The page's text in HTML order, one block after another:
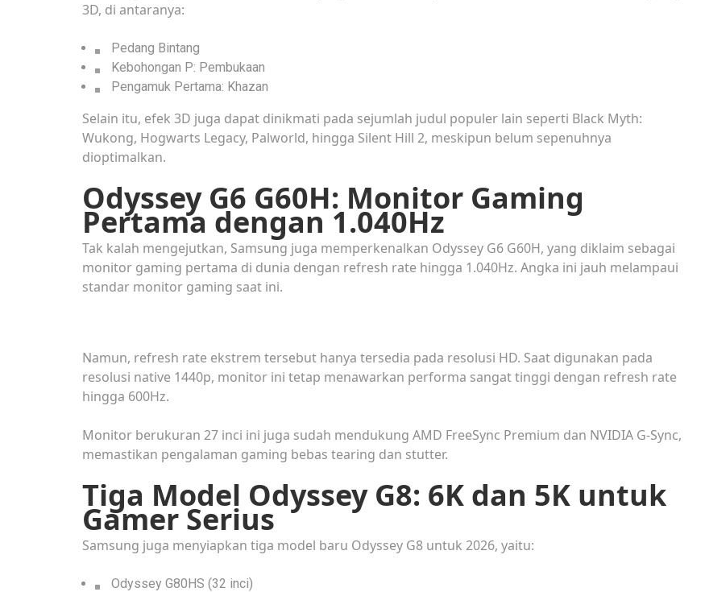
3D, di antaranya:
Pedang Bintang
Kebohongan P: Pembukaan
Pengamuk Pertama: Khazan
Selain itu, efek 3D juga dapat dinikmati pada sejumlah judul populer lain seperti Black Myth:
Wukong, Hogwarts Legacy, Palworld, hingga Silent Hill 2, meskipun belum sepenuhnya
dioptimalkan.
Odyssey G6 G60H: Monitor Gaming
Pertama dengan 1.040Hz
Tak kalah mengejutkan, Samsung juga memperkenalkan Odyssey G6 G60H, yang diklaim sebagai
monitor gaming pertama di dunia dengan refresh rate hingga 1.040Hz. Angka ini jauh melampaui
standar monitor gaming saat ini.
Namun, refresh rate ekstrem tersebut hanya tersedia pada resolusi HD. Saat digunakan pada
resolusi native 1440p, monitor ini tetap menawarkan performa sangat tinggi dengan refresh rate
hingga 600Hz.
Monitor berukuran 27 inci ini juga sudah mendukung AMD FreeSync Premium dan NVIDIA G-Sync,
memastikan pengalaman gaming bebas tearing dan stutter.
Tiga Model Odyssey G8: 6K dan 5K untuk
Gamer Serius
Samsung juga menyiapkan tiga model baru Odyssey G8 untuk 2026, yaitu:
Odyssey G80HS (32 inci)